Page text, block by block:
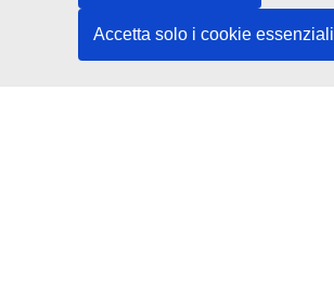
Accetta solo i cookie essenziali